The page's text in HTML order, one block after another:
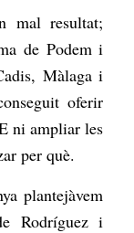
mal resultat;
de Podem i
Màlaga i
oferir
ni ampliar les
per què.
plantejàvem
Rodríguez i